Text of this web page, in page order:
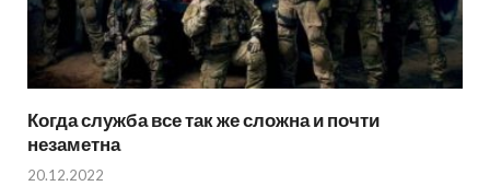
Когда служба все так же сложна и почти
незаметна
20.12.2022